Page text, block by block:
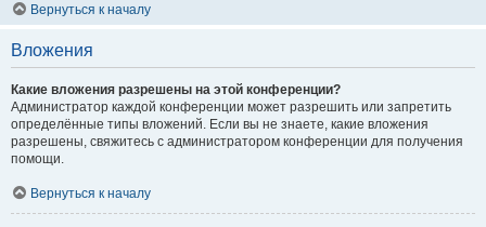
Вернуться к началу
Вложения
Какие вложения разрешены на этой конференции?
Администратор каждой конференции может разрешить или запретить
определённые типы вложений. Если вы не знаете, какие вложения
разрешены, свяжитесь с администратором конференции для получения
помощи.
Вернуться к началу